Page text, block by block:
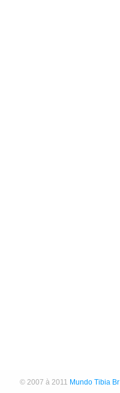
© 2007 à 2011 Mundo Tibia Br